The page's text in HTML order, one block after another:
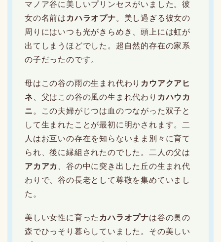
マノア谷に美しいプリンセスがいました。彼
女の名前は カハラオプナ。美し過ぎる彼女の
周りにはいつも光がきらめき、頭上には虹が
出てしまうほどでした。超自然的存在の家系
の子だったのです。
母はこの谷の雨の生まれ代わり カウアクアヒ
ネ
、父はこの谷の風の生まれ代わり カハウカ
ニ 。この夫婦がじつは血のつながった双子と
して生まれたことが最初に明かされます。二
人はお互いの存在を知らないまま別々に育て
られ、後に縁組されたのでした。二人の父は
アカアカ
、谷の中に突き出した丘の生まれ代
わりで、谷の長老として尊敬を集めていまし
た。
美しい女性に育った カハラオプナは谷の奥の
森でひっそり暮らしていました。その美しい